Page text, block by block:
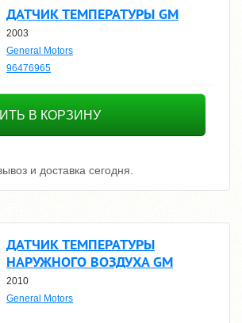
ДАТЧИК ТЕМПЕРАТУРЫ GM
2003
General Motors
96476965
В КОРЗИНУ
и доставка сегодня.
ДАТЧИК ТЕМПЕРАТУРЫ
НАРУЖНОГО ВОЗДУХА GM
2010
General Motors